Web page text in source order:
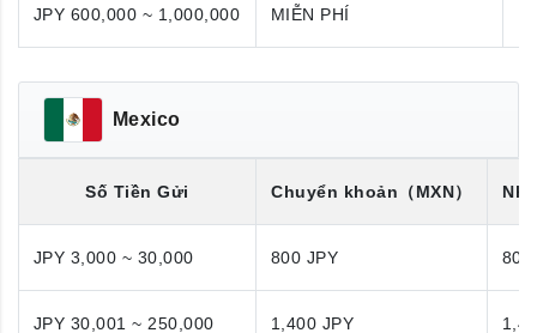
JPY 600,000 ~ 1,000,000 MIỄN PHÍ
Mexico
Số Tiền Gửi Chuyển khoản （MXN）
JPY 3,000 ~ 30,000 800 JPY 800
JPY 30,001 ~ 250,000 1,400 JPY